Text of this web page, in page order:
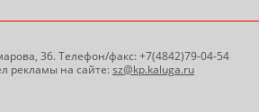
36. Телефон/факс: +7(4842)79-04-54
рекламы на сайте:sz@kp.kaluga.ru